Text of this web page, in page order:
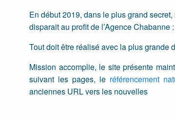
En début 2019, dans le plus grand
disparait au profit de l’Agence Chabanne :
Tout doit être réalisé avec la plus grande
Mission accomplie, le site présente
suivant les pages, le référencement
anciennes URL vers les nouvelles